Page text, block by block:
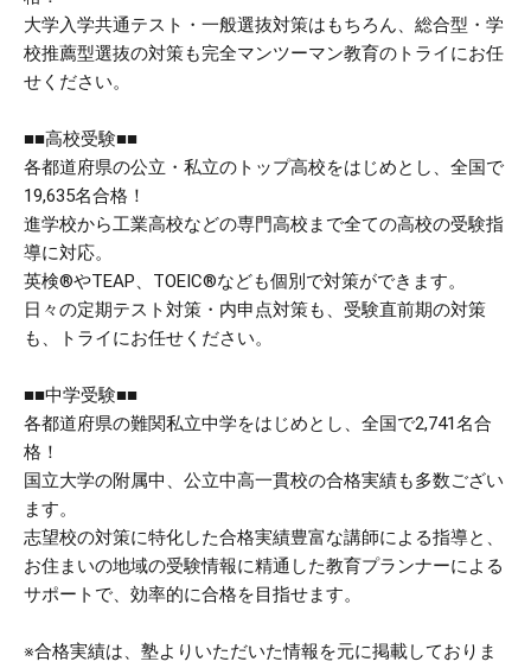
大学入学共通テスト・一般選抜対策はもちろん、総合型・学
校推薦型選抜の対策も完全マンツーマン教育のトライにお任
せください。
■■高校受験■■
各都道府県の公立・私立のトップ高校をはじめとし、全国で
19,635名合格！
進学校から工業高校などの専門高校まで全ての高校の受験指
導に対応。
英検®やTEAP、TOEIC®なども個別で対策ができます。
日々の定期テスト対策・内申点対策も、受験直前期の対策
も、トライにお任せください。
■■中学受験■■
各都道府県の難関私立中学をはじめとし、全国で2,741名合
格！
国立大学の附属中、公立中高一貫校の合格実績も多数ござい
ます。
志望校の対策に特化した合格実績豊富な講師による指導と、
お住まいの地域の受験情報に精通した教育プランナーによる
サポートで、効率的に合格を目指せます。
※合格実績は、塾よりいただいた情報を元に掲載しておりま